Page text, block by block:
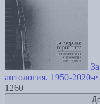
антология. 1950-2020-е
1260